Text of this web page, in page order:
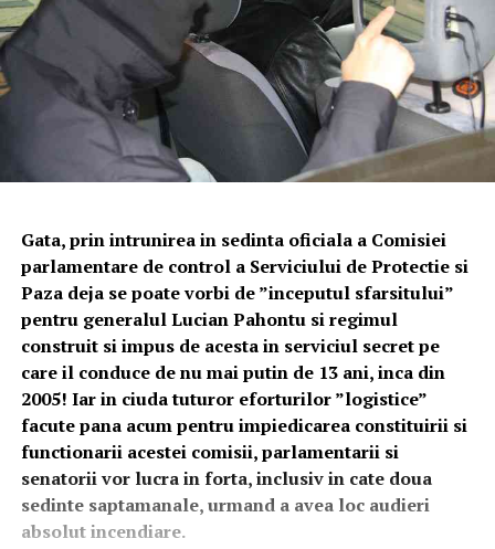
Gata, prin intrunirea in sedinta oficiala a Comisiei
parlamentare de control a Serviciului de Protectie si
Paza deja se poate vorbi de ”inceputul sfarsitului”
pentru generalul Lucian Pahontu si regimul
construit si impus de acesta in serviciul secret pe
care il conduce de nu mai putin de 13 ani, inca din
2005! Iar in ciuda tuturor eforturilor ”logistice”
facute pana acum pentru impiedicarea constituirii si
functionarii acestei comisii, parlamentarii si
senatorii vor lucra in forta, inclusiv in cate doua
sedinte saptamanale, urmand a avea loc audieri
absolut incendiare.